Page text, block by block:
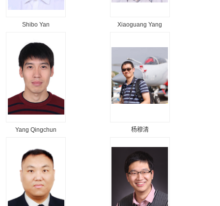
Shibo Yan Xiaoguang Yang
Yang Qingchun 杨穆清